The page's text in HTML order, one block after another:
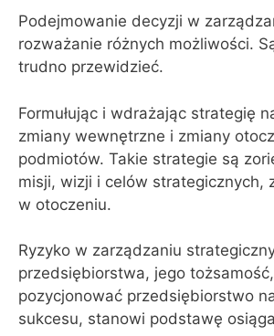
Podejmowanie decyzji w
rozważanie różnych możliwości.
trudno przewidzieć.
Formułując i wdrażając strategię
zmiany wewnętrzne i zmiany
podmiotów. Takie strategie są
misji, wizji i celów strategicznych,
w otoczeniu.
Ryzyko w zarządzaniu
przedsiębiorstwa, jego
pozycjonować przedsiębiorstwo
sukcesu, stanowi podstawę